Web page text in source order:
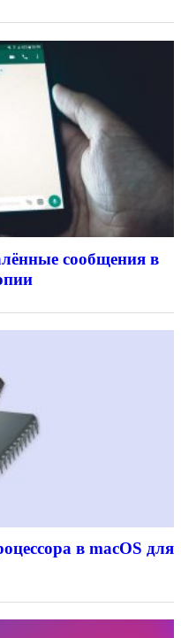
сообщения в
в macOS для